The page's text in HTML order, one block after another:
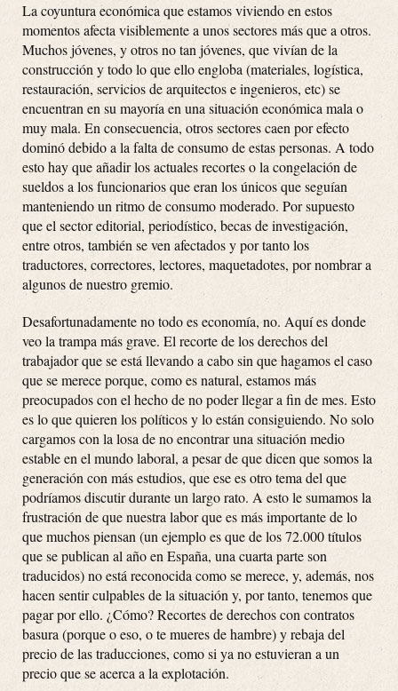
La coyuntura económica que estamos viviendo en estos
momentos afecta visiblemente a unos sectores más que a otros.
Muchos jóvenes, y otros no tan jóvenes, que vivían de la
construcción y todo lo que ello engloba (materiales, logística,
restauración, servicios de arquitectos e ingenieros, etc) se
encuentran en su mayoría en una situación económica mala o
muy mala. En consecuencia, otros sectores caen por efecto
dominó debido a la falta de consumo de estas personas. A todo
esto hay que añadir los actuales recortes o la congelación de
sueldos a los funcionarios que eran los únicos que seguían
manteniendo un ritmo de consumo moderado. Por supuesto
que el sector editorial, periodístico, becas de investigación,
entre otros, también se ven afectados y por tanto los
traductores, correctores, lectores, maquetadotes, por nombrar a
algunos de nuestro gremio.
Desafortunadamente no todo es economía, no. Aquí es donde
veo la trampa más grave. El recorte de los derechos del
trabajador que se está llevando a cabo sin que hagamos el caso
que se merece porque, como es natural, estamos más
preocupados con el hecho de no poder llegar a fin de mes. Esto
es lo que quieren los políticos y lo están consiguiendo. No solo
cargamos con la losa de no encontrar una situación medio
estable en el mundo laboral, a pesar de que dicen que somos la
generación con más estudios, que ese es otro tema del que
podríamos discutir durante un largo rato. A esto le sumamos la
frustración de que nuestra labor que es más importante de lo
que muchos piensan (un ejemplo es que de los 72.000 títulos
que se publican al año en España, una cuarta parte son
traducidos) no está reconocida como se merece, y, además, nos
hacen sentir culpables de la situación y, por tanto, tenemos que
pagar por ello. ¿Cómo? Recortes de derechos con contratos
basura (porque o eso, o te mueres de hambre) y rebaja del
precio de las traducciones, como si ya no estuvieran a un
precio que se acerca a la explotación.